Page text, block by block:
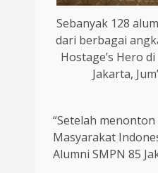
Sebanyak 128
dari berbagai
Hostage’s Hero
Jakarta,
“Setelah
Masyarakat
Alumni SMPN 85